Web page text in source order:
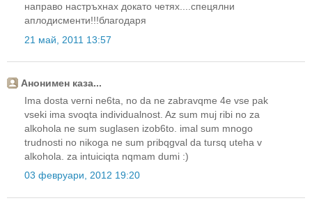
направо настръхнах докато четях....спецялни
аплодисменти!!!благодаря
21 май, 2011 13:57
Анонимен каза...
Ima dosta verni ne6ta, no da ne zabravqme 4e vse pak
vseki ima svoqta individualnost. Az sum muj ribi no za
alkohola ne sum suglasen izob6to. imal sum mnogo
trudnosti no nikoga ne sum pribqgval da tursq uteha v
alkohola. za intuiciqta nqmam dumi :)
03 февруари, 2012 19:20